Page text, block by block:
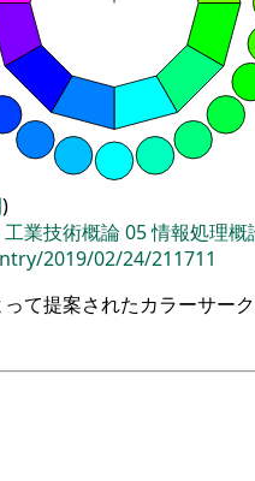
)
工業技術概論05情報処理概
2019/02/24/211711
て提案されたカラーサー